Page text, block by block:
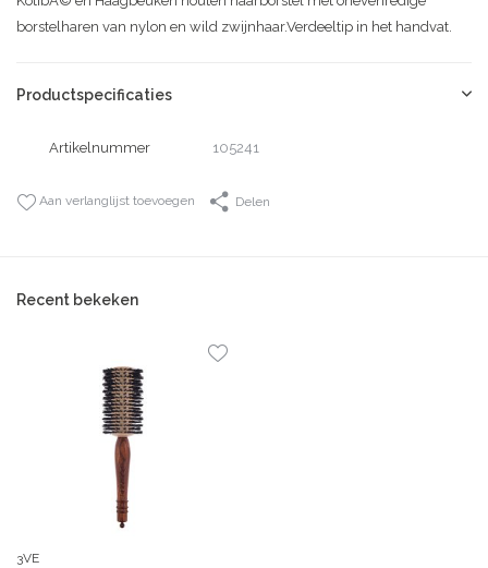
borstelharen van nylon en wild zwijnhaar.Verdeeltip in het handvat.
Productspecificaties
Artikelnummer 105241
Aan verlanglijst toevoegen Delen
Recent bekeken
3VE